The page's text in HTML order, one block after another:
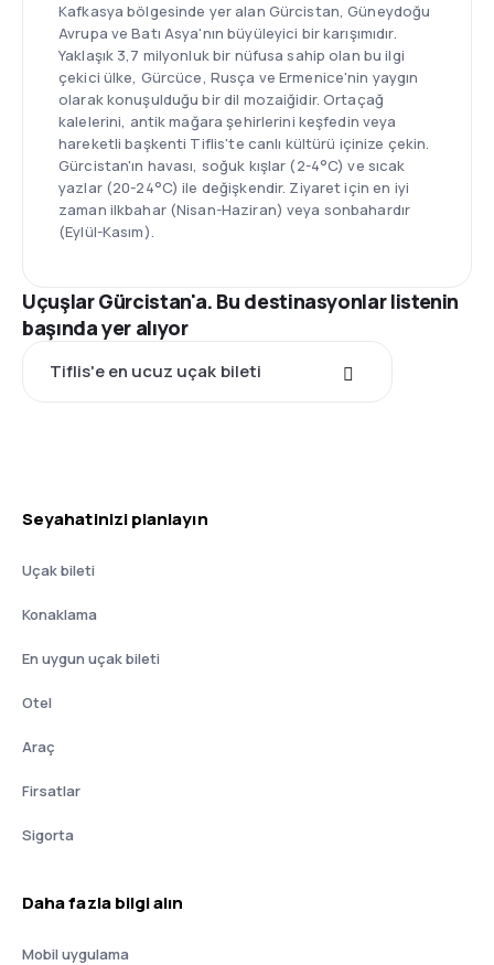
Kafkasya bölgesinde yer alan Gürcistan, Güneydoğu
Avrupa ve Batı Asya'nın büyüleyici bir karışımıdır.
Yaklaşık 3,7 milyonluk bir nüfusa sahip olan bu ilgi
çekici ülke, Gürcüce, Rusça ve Ermenice'nin yaygın
olarak konuşulduğu bir dil mozaiğidir. Ortaçağ
kalelerini, antik mağara şehirlerini keşfedin veya
hareketli başkenti Tiflis'te canlı kültürü içinize çekin.
Gürcistan'ın havası, soğuk kışlar (2-4°C) ve sıcak
yazlar (20-24°C) ile değişkendir. Ziyaret için en iyi
zaman ilkbahar (Nisan-Haziran) veya sonbahardır
(Eylül-Kasım).
Uçuşlar Gürcistan'a. Bu destinasyonlar listenin
başında yer alıyor
Tiflis'e en ucuz uçak bileti
Seyahatinizi planlayın
Uçak bileti
Konaklama
En uygun uçak bileti
Otel
Araç
Firsatlar
Sigorta
Daha fazla bilgi alın
Mobil uygulama